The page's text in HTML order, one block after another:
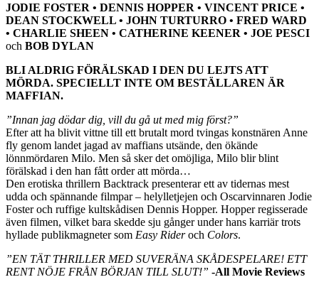
JODIE FOSTER • DENNIS HOPPER • VINCENT PRICE •
DEAN STOCKWELL • JOHN TURTURRO • FRED WARD
• CHARLIE SHEEN • CATHERINE KEENER • JOE PESCI
och BOB DYLAN
BLI ALDRIG FÖRÄLSKAD I DEN DU LEJTS ATT
MÖRDA. SPECIELLT INTE OM BESTÄLLAREN ÄR
MAFFIAN.
”Innan jag dödar dig, vill du gå ut med mig först?”
Efter att ha blivit vittne till ett brutalt mord tvingas konstnären Anne
fly genom landet jagad av maffians utsände, den ökände
lönnmördaren Milo. Men så sker det omöjliga, Milo blir blint
förälskad i den han fått order att mörda…
Den erotiska thrillern Backtrack presenterar ett av tidernas mest
udda och spännande filmpar – helylletjejen och Oscarvinnaren Jodie
Foster och ruffige kultskådisen Dennis Hopper. Hopper regisserade
även filmen, vilket bara skedde sju gånger under hans karriär trots
hyllade publikmagneter som Easy Rideroch Colors.
”EN TÄT THRILLER MED SUVERÄNA SKÅDESPELARE! ETT
RENT NÖJE FRÅN BÖRJAN TILL SLUT!” -All Movie Reviews